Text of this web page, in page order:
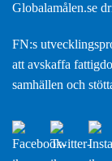
Globalamålen.se
FN:s
att avskaffa
samhällen och